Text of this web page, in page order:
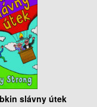
slávny útek